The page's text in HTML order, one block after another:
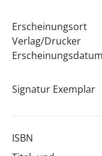
Erscheinungsort
Verlag/Drucker
Erscheinungsdatum
Signatur Exemplar
ISBN